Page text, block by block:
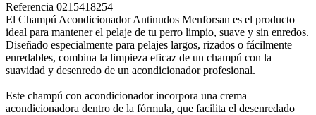
Referencia 0215418254
El Champú Acondicionador Antinudos Menforsan es el producto
ideal para mantener el pelaje de tu perro limpio, suave y sin enredos.
Diseñado especialmente para pelajes largos, rizados o fácilmente
enredables, combina la limpieza eficaz de un champú con la
suavidad y desenredo de un acondicionador profesional.
Este champú con acondicionador incorpora una crema
acondicionadora dentro de la fórmula, que facilita el desenredado